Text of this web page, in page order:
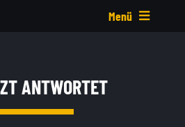
Menü
Webshop
ANTWORTET